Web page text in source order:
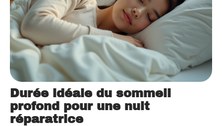
Durée idéale du sommeil
profond pour une nuit
réparatrice